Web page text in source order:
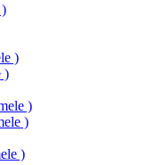
)
)
)
)
)
)